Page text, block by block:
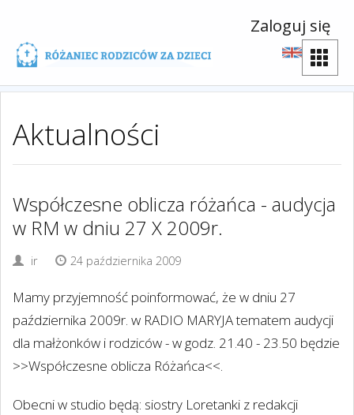
Zaloguj się
Aktualności
Współczesne oblicza różańca - audycja
w RM w dniu 27 X 2009r.
ir 24 października 2009
Mamy przyjemność poinformować, że w dniu 27
października 2009r. w RADIO MARYJA tematem audycji
dla małżonków i rodziców - w godz. 21.40 - 23.50 będzie
>>Współczesne oblicza Różańca<<.
Obecni w studio będą: siostry Loretanki z redakcji